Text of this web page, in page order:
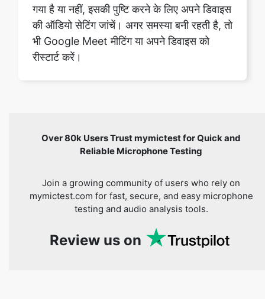
गया है या नहीं, इसकी पुष्टि करने के लिए अपने डिवाइस
की ऑडियो सेटिंग जांचें। अगर समस्या बनी रहती है, तो
भी Google Meet मीटिंग या अपने डिवाइस को
रीस्टार्ट करें।
Over 80k Users Trust mymictest for Quick and
Reliable Microphone Testing
Join a growing community of users who rely on
mymictest.com for fast, secure, and easy microphone
testing and audio analysis tools.
Review us on